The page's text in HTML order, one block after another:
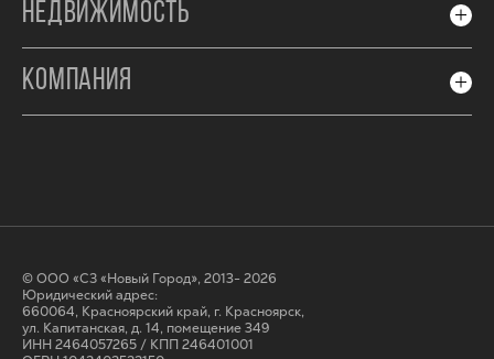
НЕДВИЖИМОСТЬ
КОМПАНИЯ
© ООО «СЗ «Новый Город», 2013- 2026
Юридический адрес:
660064, Красноярский край, г. Красноярск,
ул. Капитанская, д. 14, помещение 349
ИНН 2464057265 / КПП 246401001